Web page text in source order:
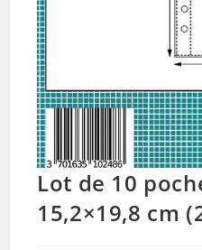
Lot de 10
15,2×19,8 cm